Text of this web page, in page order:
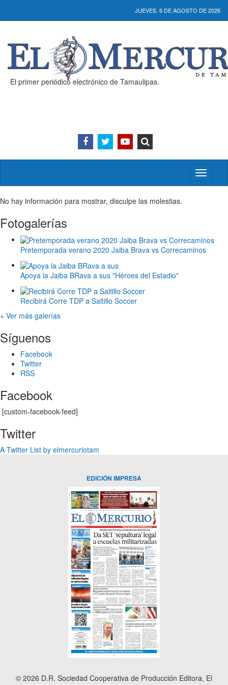
JUEVES, 6 DE AGOSTO DE 2026
El primer periódico electrónico de Tamaulipas.
Activar/
menú
No hay información para mostrar, disculpe las molestias.
Fotogalerías
Pretemporada verano 2020 Jaiba Brava vs Correcaminos
Apoya la Jaiba BRava a sus "Héroes del Estadio"
Recibirá Corre TDP a Saltillo Soccer
+ Ver más galerías
Síguenos
Facebook
Twitter
RSS
Facebook
[custom-facebook-feed]
Twitter
A Twitter List by elmercuriotam
EDICIÓN IMPRESA
© 2026 D.R. Sociedad Cooperativa de Producción Editora, El